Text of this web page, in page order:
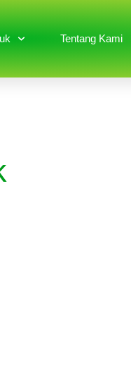
Tentang Kami